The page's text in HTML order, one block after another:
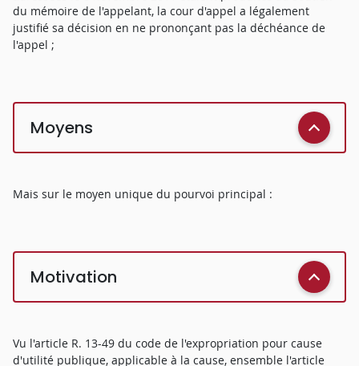
du mémoire de l'appelant, la cour d'appel a légalement
justifié sa décision en ne prononçant pas la déchéance de
l'appel ;
Moyens
Mais sur le moyen unique du pourvoi principal :
Motivation
Vu l'article R. 13-49 du code de l'expropriation pour cause
d'utilité publique, applicable à la cause, ensemble l'article